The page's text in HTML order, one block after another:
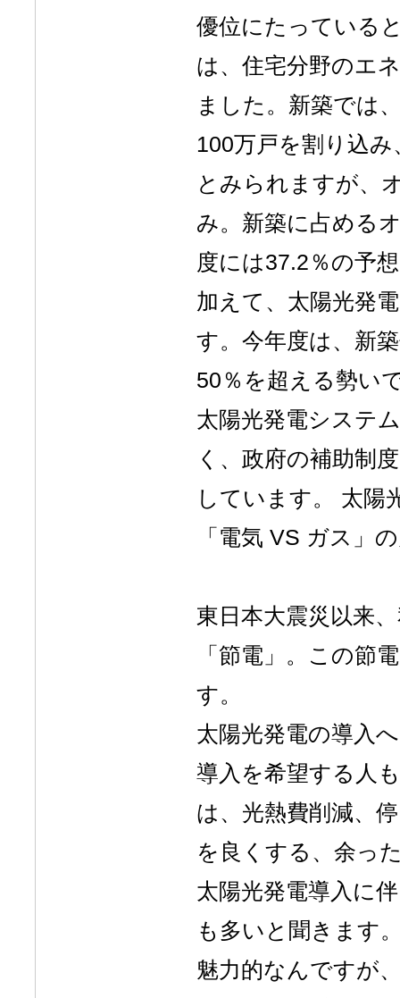
優位にたっている
は、住宅分野のエ
ました。新築では
100万戸を割り込
とみられますが、
み。新築に占める
度には37.2％の予
加えて、太陽光発
す。今年度は、新
50％を超える勢い
太陽光発電システ
く、政府の補助制
しています。 太陽
「電気 VS ガス」
東日本大震災以来
「節電」。この節
す。
太陽光発電の導入
導入を希望する人
は、光熱費削減、
を良くする、余っ
太陽光発電導入に
も多いと聞きます
魅力的なんですが